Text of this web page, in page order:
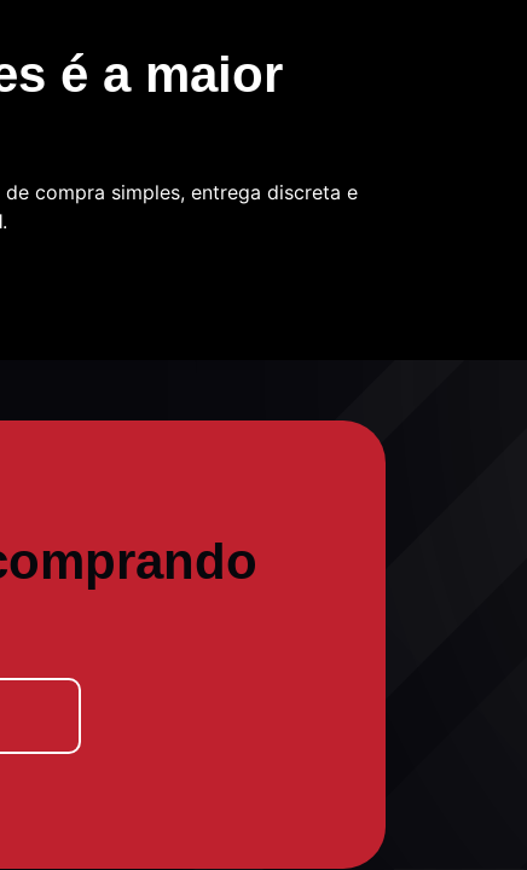
é a maior
compra simples, entrega discreta e
.